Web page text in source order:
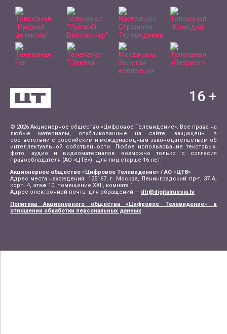
© 2026 Акционерное общество «Цифровое Телевидение». Все права на
любые материалы, опубликованные на сайте, защищены в
соответствии с российским и международным законодательством об
интеллектуальной собственности. Любое использование текстовых,
фото, аудио и видеоматериалов возможно только с согласия
правообладателя (АО «ЦТВ»). Для лиц старше 16 лет.
Акционерное общество «Цифровое Телевидение» / АО «ЦТВ»
Адрес места нахождения: 125167, г. Москва, Ленинградский пр-т, 37 А,
корп. 4, этаж 10, помещение XXII, комната 1.
Адрес электронной почты для обращений — dtr@digitalrussia.tv
Политика Акционерного общества «Цифровое Телевидение» в
отношении обработки персональных данных
16 +